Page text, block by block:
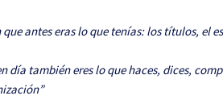
que antes eras lo que tenías: los títulos, el
día también eres lo que haces, dices,